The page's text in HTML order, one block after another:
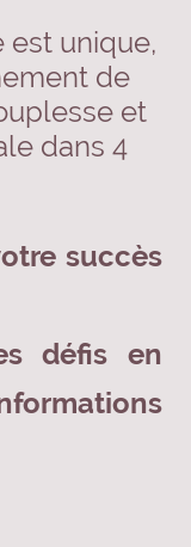
est unique,
de
et
dans 4
succès
défis en